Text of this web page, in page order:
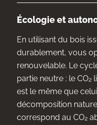
Écologie et
En utilisant du bois
durablement, vous
renouvelable. Le
partie neutre : le
est le même que
décomposition
correspond au CO₂